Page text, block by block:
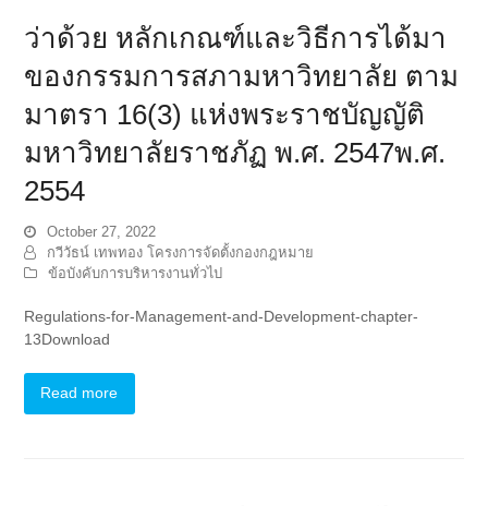
ว่าด้วย หลักเกณฑ์และวิธีการได้มา
ของกรรมการสภามหาวิทยาลัย ตาม
มาตรา 16(3) แห่งพระราชบัญญัติ
มหาวิทยาลัยราชภัฏ พ.ศ. 2547พ.ศ.
2554
October 27, 2022
กวีวัธน์ เทพทอง โครงการจัดตั้งกองกฎหมาย
ข้อบังคับการบริหารงานทั่วไป
Regulations-for-Management-and-Development-chapter-
13Download
Read more